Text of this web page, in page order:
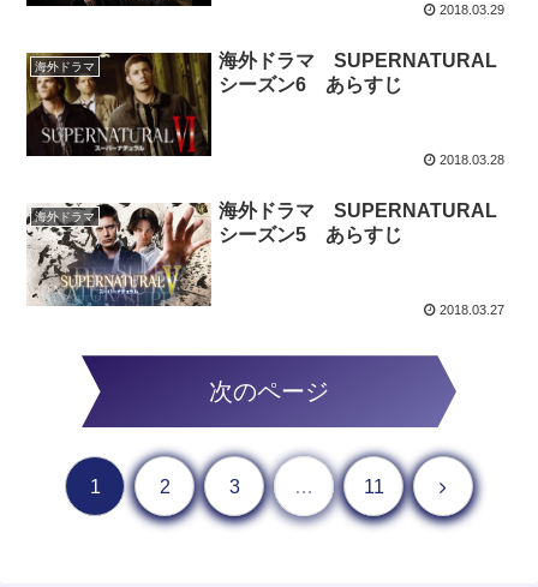
2018.03.29
海外ドラマ
海外ドラマ SUPERNATURAL
シーズン6 あらすじ
2018.03.28
海外ドラマ
海外ドラマ SUPERNATURAL
シーズン5 あらすじ
2018.03.27
次のページ
1 2 3 … 11 次へ